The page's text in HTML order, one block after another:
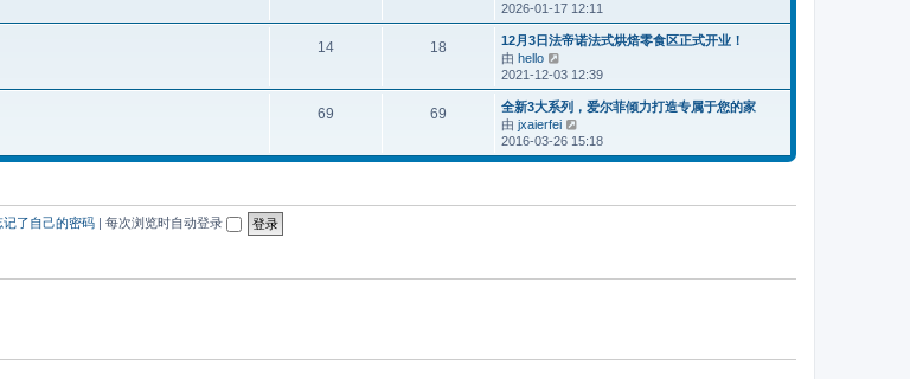
子
看
最
新
子
2026-01-17 12:11
14 18
12月3日法帝诺法式烘焙零食区正式开业！
由 hello
看
最
新
帖
子
2021-12-03 12:39
69 69
全新3大系列，爱尔菲倾力打造专属于您的家
由 jxaierfei
看
最
2016-03-26 15:18
记了自己的密码 | 每次浏览时自动登录